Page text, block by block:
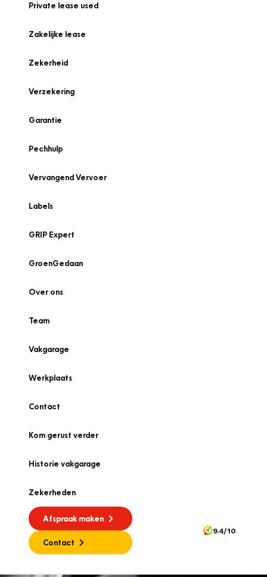
Private lease used
Zakelijke lease
Zekerheid
Verzekering
Garantie
Pechhulp
Vervangend Vervoer
Labels
GRIP Expert
GroenGedaan
Over ons
Team
Vakgarage
Werkplaats
Contact
Kom gerust verder
Historie vakgarage
Zekerheden
Afspraak maken
Contact
9.4/10